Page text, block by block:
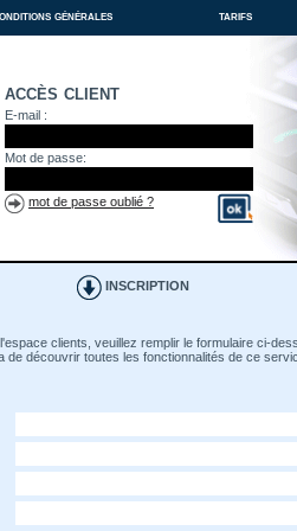
générales tarifs
accès client
E-mail :
Mot de passe:
mot de passe oublié ?
INSCRIPTION
clients, veuillez remplir le formulaire ci-
découvrir toutes les fonctionnalités de ce